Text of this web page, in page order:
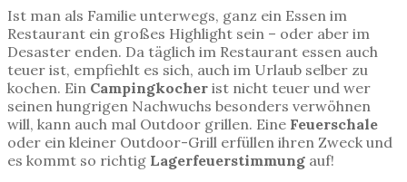
Ist man als Familie unterwegs, ganz ein Essen im
Restaurant ein großes Highlight sein – oder aber im
Desaster enden. Da täglich im Restaurant essen auch
teuer ist, empfiehlt es sich, auch im Urlaub selber zu
kochen. Ein Campingkocher ist nicht teuer und wer
seinen hungrigen Nachwuchs besonders verwöhnen
will, kann auch mal Outdoor grillen. Eine Feuerschale
oder ein kleiner Outdoor-Grill erfüllen ihren Zweck und
es kommt so richtig Lagerfeuerstimmung auf!